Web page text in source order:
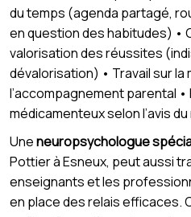
du temps (agenda partagé,
en question des habitudes) •
valorisation des réussites
dévalorisation) • Travail sur la
l’accompagnement parental
médicamenteux selon l’avis
Uneneuropsychologue
Pottier à Esneux, peut aussi
enseignants et les
en place des relais efficaces.